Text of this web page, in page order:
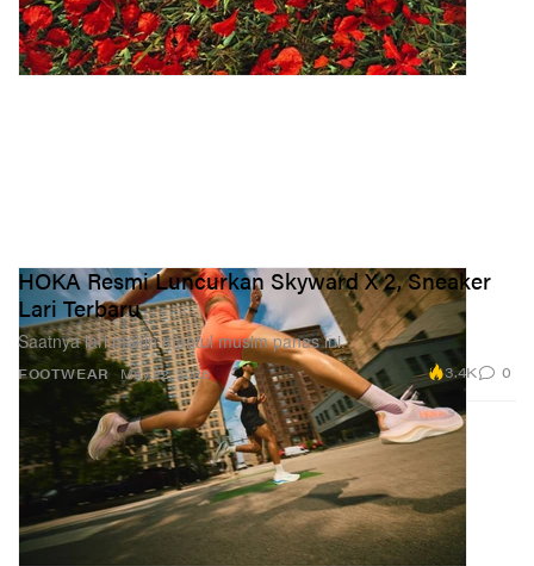
FOOTWEAR
HOKA Resmi Luncurkan Skyward X 2, Sneaker
Lari Terbaru
Saatnya lari makin mantul musim panas ini.
May 22, 2026 3.4K 0